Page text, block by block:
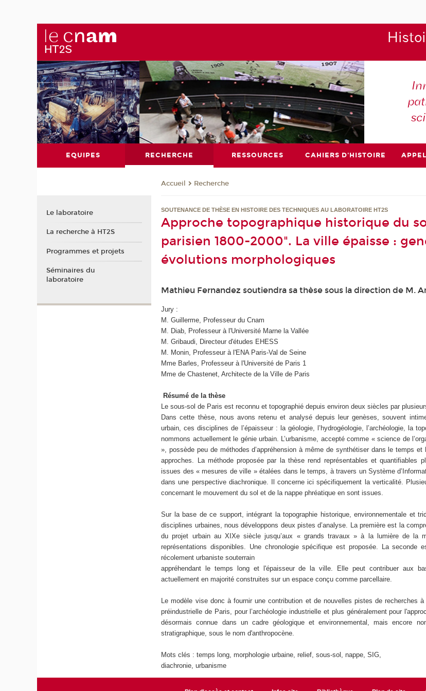
EQUIPES RECHERCHE RESSOURCES CAHIERS D'HISTOIRE
Accueil Recherche
SOUTENANCE DE THÈSE EN HISTOIRE DES TECHNIQUES AU LABORATOIRE HT2S
Approche topographique historique du
parisien 1800-2000". La ville épaisse :
évolutions morphologiques
Mathieu Fernandez soutiendra sa thèse sous la direction de M.
Jury :
M. Guillerme, Professeur du Cnam
M. Diab, Professeur à l'Université Marne la Vallée
M. Gribaudi, Directeur d'études EHESS
M. Monin, Professeur à l'ENA Paris-Val de Seine
Mme Barles, Professeur à l'Université de Paris 1
Mme de Chastenet, Architecte de la Ville de Paris
Résumé de la thèse
Le sous-sol de Paris est reconnu et topographié depuis environ deux siècles par
Dans cette thèse, nous avons retenu et analysé depuis leur genèses, souvent
urbain, ces disciplines de l’épaisseur : la géologie, l’hydrogéologie, l’archéologie, la
nommons actuellement le génie urbain. L’urbanisme, accepté comme « science de
», possède peu de méthodes d’appréhension à même de synthétiser dans le temps
approches. La méthode proposée par la thèse rend représentables et quantifiables
issues des « mesures de ville » étalées dans le temps, à travers un Système
dans une perspective diachronique. Il concerne ici spécifiquement la verticalité.
concernant le mouvement du sol et de la nappe phréatique en sont issues.
Sur la base de ce support, intégrant la topographie historique, environnementale et
disciplines urbaines, nous développons deux pistes d’analyse. La première est la
du projet urbain au XIXe siècle jusqu’aux « grands travaux » à la lumière de la
représentations disponibles. Une chronologie spécifique est proposée. La seconde
récolement urbaniste souterrain
appréhendant le temps long et l'épaisseur de la ville. Elle peut contribuer aux
actuellement en majorité construites sur un espace conçu comme parcellaire.
Le modèle vise donc à fournir une contribution et de nouvelles pistes de recherches
préindustrielle de Paris, pour l’archéologie industrielle et plus généralement pour
désormais connue dans un cadre géologique et environnemental, mais encore
stratigraphique, sous le nom d'anthropocène.
Mots clés : temps long, morphologie urbaine, relief, sous-sol, nappe, SIG,
diachronie, urbanisme
Le laboratoire
La recherche à HT2S
Programmes et projets
Séminaires du
laboratoire